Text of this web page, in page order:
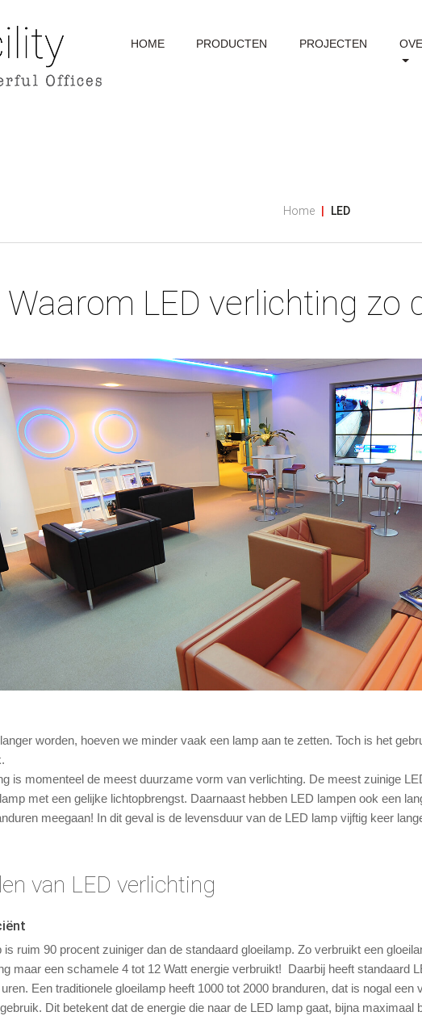
HOME PRODUCTEN PROJECTEN
Home LED
Waarom LED verlichting zo
worden, hoeven we minder vaak een lamp aan te zetten. Toch is het
is momenteel de meest duurzame vorm van verlichting. De meest zuinige
met een gelijke lichtopbrengst. Daarnaast hebben LED lampen ook een
meegaan! In dit geval is de levensduur van de LED lamp vijftig keer
van LED verlichting
is ruim 90 procent zuiniger dan de standaard gloeilamp. Zo verbruikt een
maar een schamele 4 tot 12 Watt energie verbruikt! Daarbij heeft standaard
Een traditionele gloeilamp heeft 1000 tot 2000 branduren, dat is nogal
Dit betekent dat de energie die naar de LED lamp gaat, bijna maximaal